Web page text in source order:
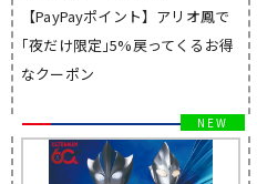
【PayPayポイント】アリオ鳳で
｢夜だけ限定｣5%戻ってくるお得
なクーポン